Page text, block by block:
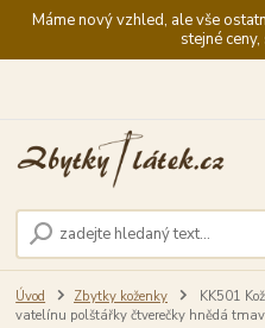
Máme nový vzhled, ale vše
stejné
Úvod Zbytky koženky
KK501
vatelínu polštářky čtverečky hnědá